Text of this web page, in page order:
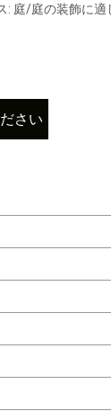
: 庭/庭の装飾に
さい